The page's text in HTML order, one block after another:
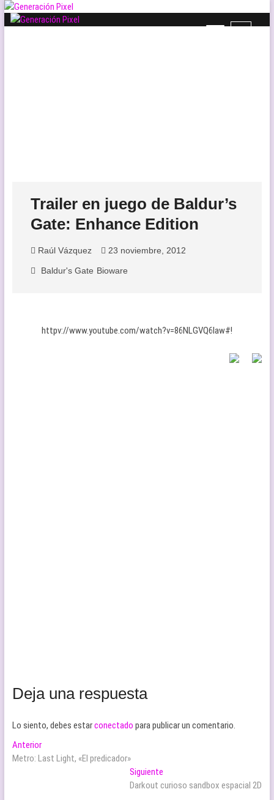
Saltar
B
Trailer en juego de Baldur’s
Gate: Enhance Edition
Raúl Vázquez 23 noviembre, 2012
Baldur's Gate Bioware
httpv://www.youtube.com/watch?v=86NLGVQ6Iaw#!
Deja una respuesta
Lo siento, debes estarconectado para publicar un comentario.
Navegación
de
AnteriorEntrada
anterior:
Metro: Last Light, «El predicador»
Siguiente
siguiente:
Darkout curioso sandbox espacial 2D